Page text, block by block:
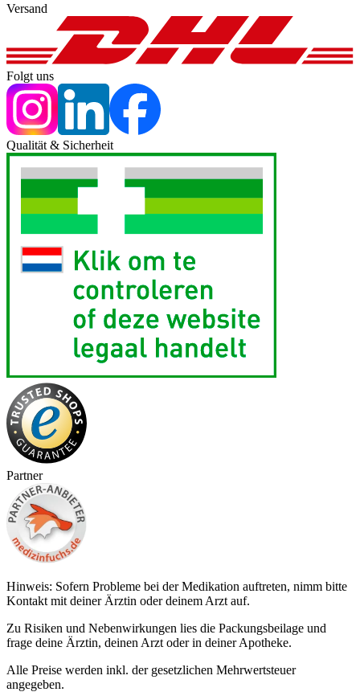
Versand
Folgt uns
Qualität & Sicherheit
Partner
Hinweis: Sofern Probleme bei der Medikation auftreten, nimm bitte
Kontakt mit deiner Ärztin oder deinem Arzt auf.
Zu Risiken und Nebenwirkungen lies die Packungsbeilage und
frage deine Ärztin, deinen Arzt oder in deiner Apotheke.
Alle Preise werden inkl. der gesetzlichen Mehrwertsteuer
angegeben.